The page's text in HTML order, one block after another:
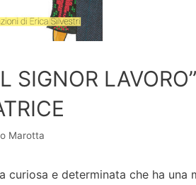
SIGNOR
Marotta
curiosa e determinata che ha